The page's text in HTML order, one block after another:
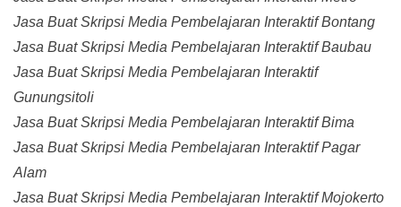
Jasa Buat Skripsi Media Pembelajaran Interaktif Bontang
Jasa Buat Skripsi Media Pembelajaran Interaktif Baubau
Jasa Buat Skripsi Media Pembelajaran Interaktif
Gunungsitoli
Jasa Buat Skripsi Media Pembelajaran Interaktif Bima
Jasa Buat Skripsi Media Pembelajaran Interaktif Pagar
Alam
Jasa Buat Skripsi Media Pembelajaran Interaktif Mojokerto